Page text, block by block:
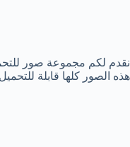
نقدم لكم مجموعة صور
هذه الصور كلها قابلة للتحميل